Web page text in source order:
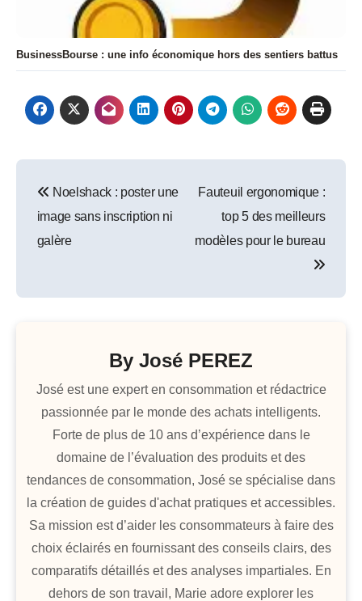
BusinessBourse : une info économique hors des sentiers battus
de
l’article
Noelshack : poster une
image sans inscription ni
galère
Fauteuil ergonomique :
top 5 des meilleurs
modèles pour le bureau
By José PEREZ
José est une expert en consommation et rédactrice
passionnée par le monde des achats intelligents.
Forte de plus de 10 ans d’expérience dans le
domaine de l’évaluation des produits et des
tendances de consommation, José se spécialise dans
la création de guides d'achat pratiques et accessibles.
Sa mission est d’aider les consommateurs à faire des
choix éclairés en fournissant des conseils clairs, des
comparatifs détaillés et des analyses impartiales. En
dehors de son travail, Marie adore explorer les